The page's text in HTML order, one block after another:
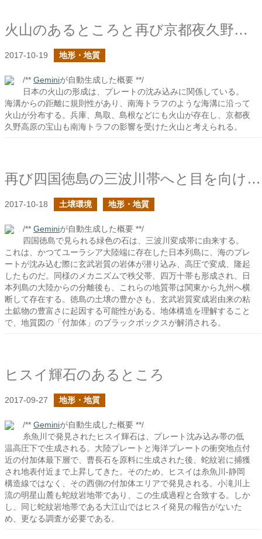
火山のあるところと再び京都夜久野高原の宝山に目を向けてみると
2017-10-19 地形・地質
/** Geminiが自動生成した概要 **/
日本の火山の形成は、プレートの沈み込みに関係している。
海溝からの距離に規則性があり、南海トラフのような海溝に沿って
火山が分布する。兵庫、鳥取、島根などにも火山が存在し、京都夜
久野高原の宝山も南海トラフの影響を受けた火山と考えられる。
再び四国徳島の三波川帯へと目を向けてみると
2017-10-18 土壌環境 地形・地質
/** Geminiが自動生成した概要 **/
四国徳島で見られる緑色の石は、三波川変成帯に由来する。
これは、かつてユーラシア大陸端に存在した日本列島に、海のプレ
ートが沈み込む際に玄武岩質の岩体が潜り込み、高圧で変成、隆起
したものだ。同様のメカニズムで秩父帯、四万十帯も形成され、日
本列島の大陸からの分離後も、これらの地質帯は関東から九州へ横
断して存在する。徳島の土壌の豊かさも、玄武岩質変成岩由来の粘
土鉱物の豊富さに起因する可能性がある。地体構造を理解すること
で、地質図の「付加体」のブラックボックスが解消される。
ヒスイ輝石のあるところ
2017-09-27 地形・地質
/** Geminiが自動生成した概要 **/
糸魚川で発見されたヒスイ輝石は、プレート沈み込み帯の低
温高圧下で生成される。大陸プレートと海洋プレートの衝突地点付
近の付加体最下層で、曹長石を原料に生成された後、蛇紋岩に捕獲
され地表付近まで上昇してきた。そのため、ヒスイは糸魚川-静岡
構造線ではなく、その西側の付加体エリアで発見される。小滝川上
流の明星山麓も蛇紋岩地帯であり、この生成過程と合致する。しか
し、同じ蛇紋岩地帯である大江山ではヒスイ発見の報告がないた
め、更なる調査が必要である。